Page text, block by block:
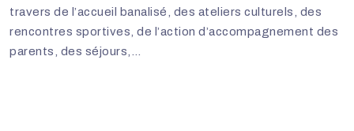
travers de l’accueil banalisé, des ateliers culturels, des
rencontres sportives, de l’action d’accompagnement des
parents, des séjours,…